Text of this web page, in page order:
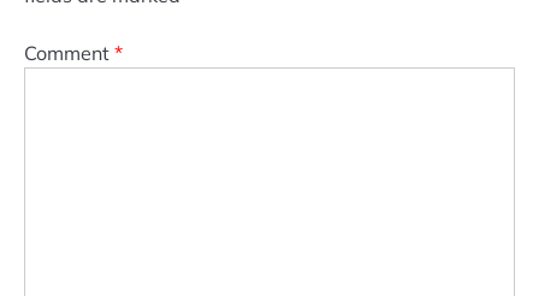
Comment *